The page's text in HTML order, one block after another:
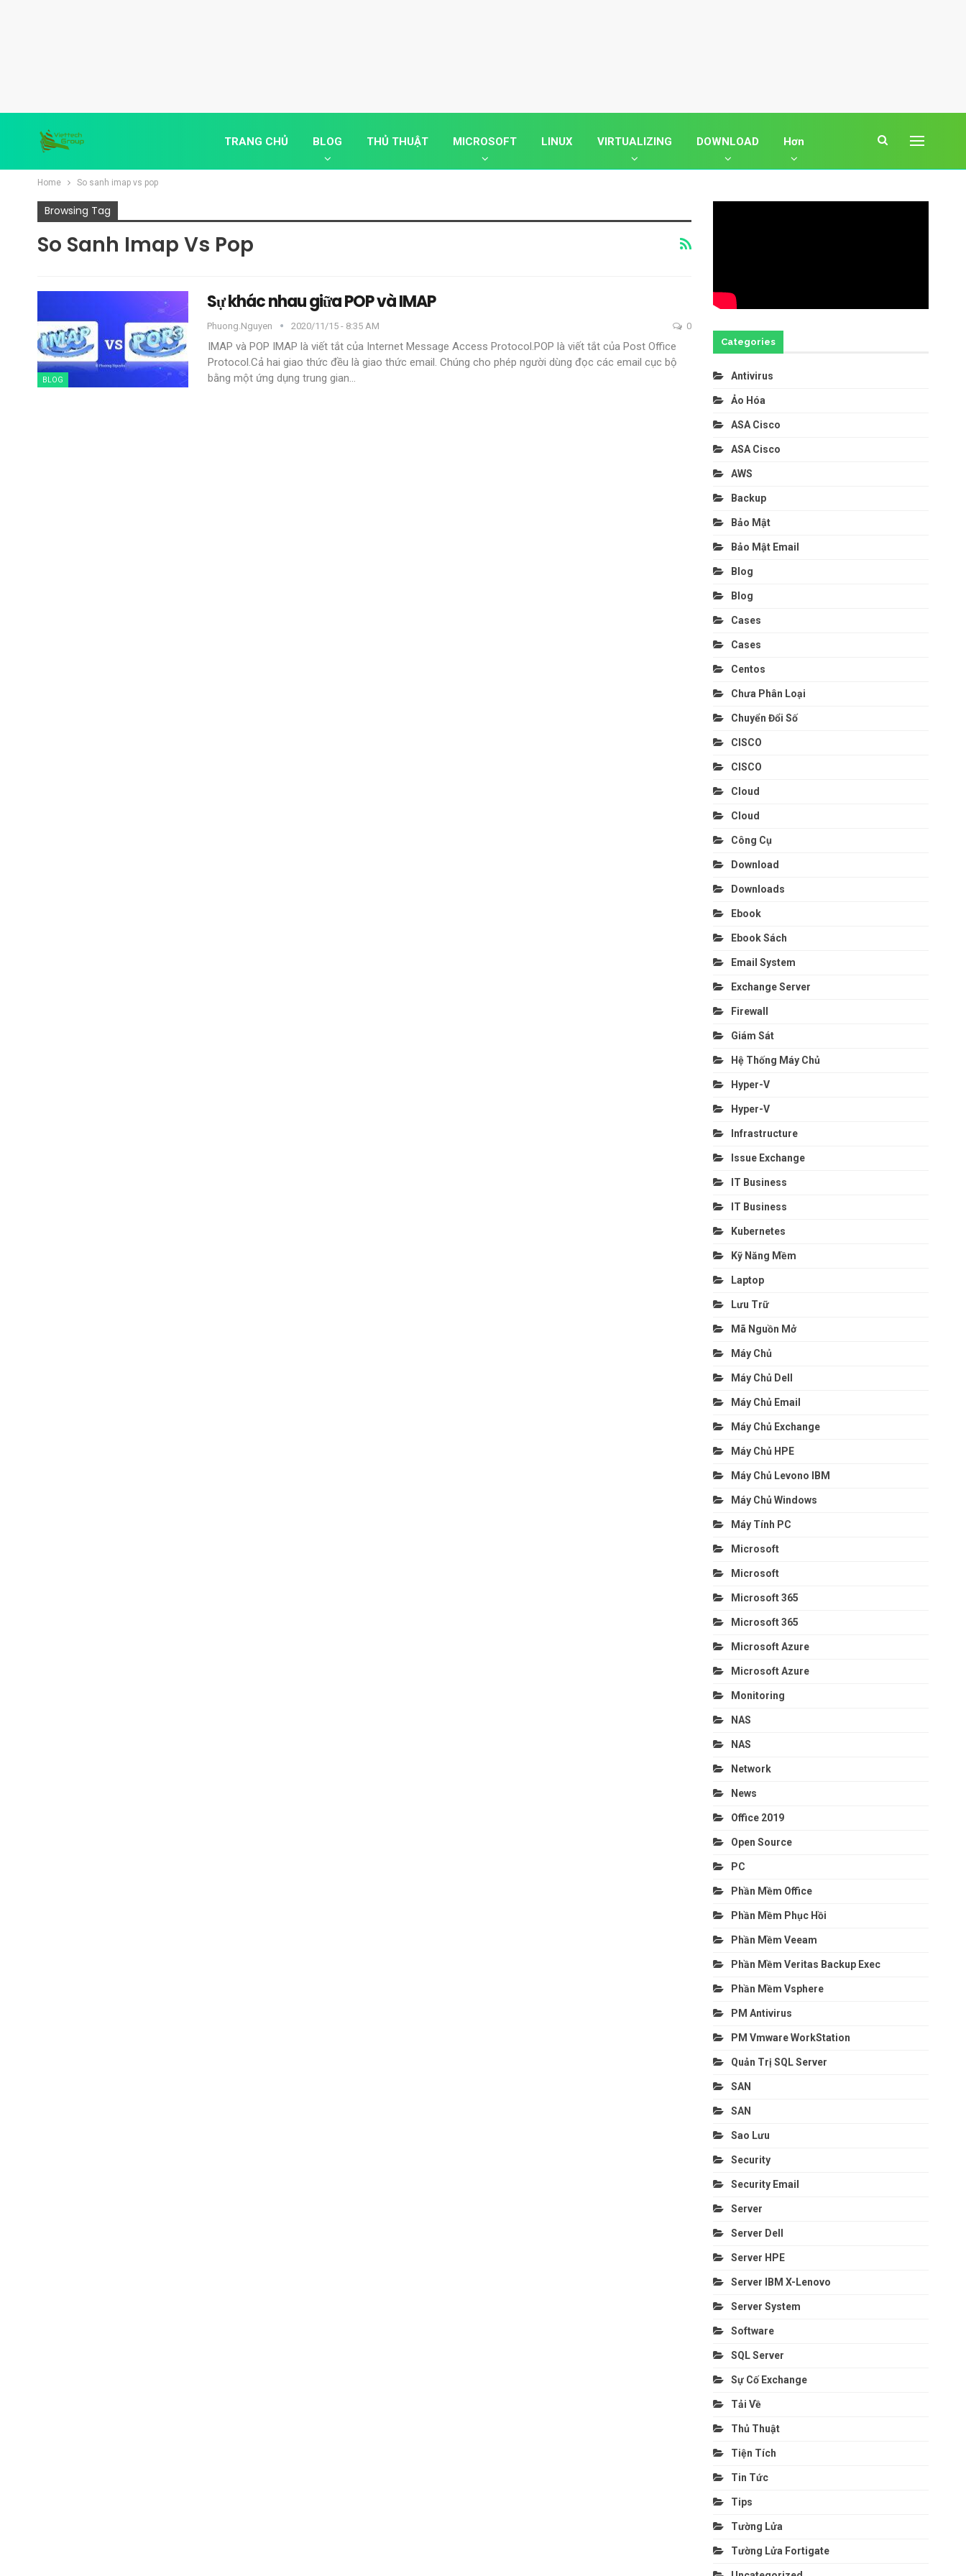
TRANG CHỦ BLOG THỦ THUẬT MICROSOFT LINUX VIRTUALIZING DOWNLOAD Hơn
Home So sanh imap vs pop
Browsing Tag
So Sanh Imap Vs Pop
BLOG
Sự khác nhau giữa POP và IMAP
Phuong.nguyen 2020/11/15 - 8:35 AM 0
IMAP và POP IMAP là viết tắt của Internet Message Access Protocol.POP là viết tắt của Post Office
Protocol.Cả hai giao thức đều là giao thức email. Chúng cho phép người dùng đọc các email cục bộ
bằng một ứng dụng trung gian…
Categories
Antivirus
Ảo Hóa
ASA Cisco
ASA Cisco
AWS
Backup
Bảo Mật
Bảo Mật Email
Blog
Blog
Cases
Cases
Centos
Chưa Phân Loại
Chuyển Đổi Số
CISCO
CISCO
Cloud
Cloud
Công Cụ
Download
Downloads
Ebook
Ebook Sách
Email System
Exchange Server
Firewall
Giám Sát
Hệ Thống Máy Chủ
Hyper-V
Hyper-V
Infrastructure
Issue Exchange
IT Business
IT Business
Kubernetes
Kỹ Năng Mềm
Laptop
Lưu Trữ
Mã Nguồn Mở
Máy Chủ
Máy Chủ Dell
Máy Chủ Email
Máy Chủ Exchange
Máy Chủ HPE
Máy Chủ Levono IBM
Máy Chủ Windows
Máy Tính PC
Microsoft
Microsoft
Microsoft 365
Microsoft 365
Microsoft Azure
Microsoft Azure
Monitoring
NAS
NAS
Network
News
Office 2019
Open Source
PC
Phần Mềm Office
Phần Mềm Phục Hồi
Phần Mềm Veeam
Phần Mềm Veritas Backup Exec
Phần Mềm Vsphere
PM Antivirus
PM Vmware WorkStation
Quản Trị SQL Server
SAN
SAN
Sao Lưu
Security
Security Email
Server
Server Dell
Server HPE
Server IBM X-Lenovo
Server System
Software
SQL Server
Sự Cố Exchange
Tải Về
Thủ Thuật
Tiện Tích
Tin Tức
Tips
Tường Lửa
Tường Lửa Fortigate